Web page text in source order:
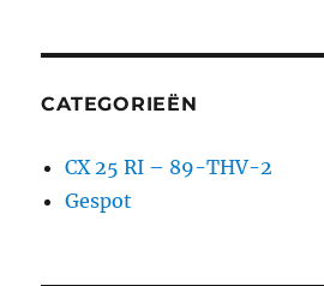
CATEGORIEËN
CX 25 RI – 89-THV-2
Gespot